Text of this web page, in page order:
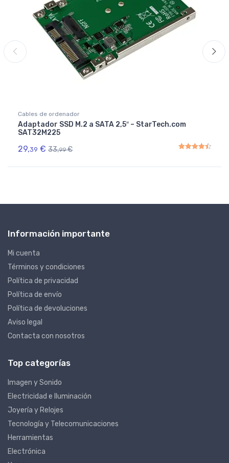
Cables de ordenador
Adaptador SSD M.2 a SATA 2,5″ – StarTech.com
SAT32M225
29,39 € 33,99 €
Rated4.50out of 5
Información importante
Mi cuenta
Términos y condiciones
Política de privacidad
Política de envío
Política de devoluciones
Aviso legal
Contacta con nosotros
Top categorías
Imagen y Sonido
Electricidad e Iluminación
Joyería y Relojes
Tecnología y Telecomunicaciones
Herramientas
Electrónica